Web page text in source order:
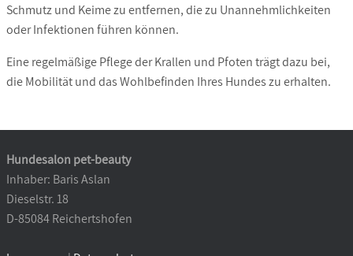
Schmutz und Keime zu entfernen, die zu Unannehmlichkeiten
oder Infektionen führen können.
Eine regelmäßige Pflege der Krallen und Pfoten trägt dazu bei,
die Mobilität und das Wohlbefinden Ihres Hundes zu erhalten.
Hundesalon pet-beauty
Inhaber: Baris Aslan
Dieselstr. 18
D-85084 Reichertshofen